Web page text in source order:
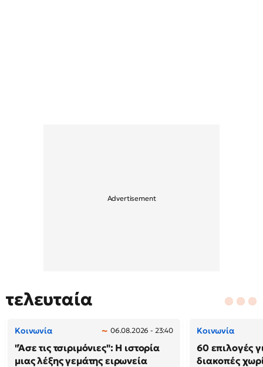
τελευταία
Κοινωνία 06.08.2026 - 23:40
"Άσε τις τσιριμόνιες": Η ιστορία
μιας λέξης γεμάτης ειρωνεία
Κοινωνία
60 επιλογές
διακοπές